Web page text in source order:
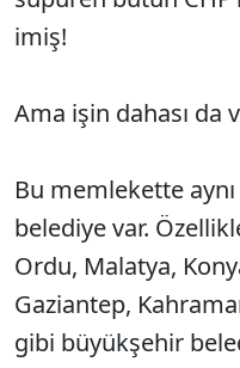
imiş!
Ama işin dahası da
Bu memlekette
belediye var.
Ordu, Malatya,
Gaziantep,
gibi büyükşehir